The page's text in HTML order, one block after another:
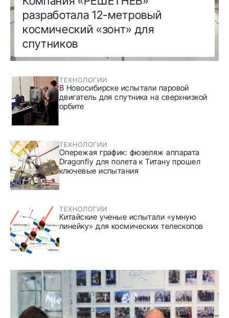
разработала 12-метровый
космический «зонт» для
спутников
ТЕХНОЛОГИИ
В Новосибирске испытали паровой
двигатель для спутника на сверхнизкой
орбите
ТЕХНОЛОГИИ
Опережая график: фюзеляж аппарата
Dragonfly для полета к Титану прошел
ключевые испытания
ТЕХНОЛОГИИ
Китайские ученые испытали «умную
линейку» для космических телескопов